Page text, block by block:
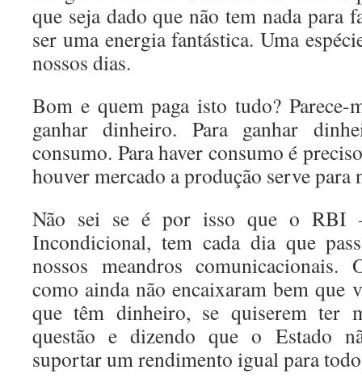
que seja dado que não tem nada para
ser uma energia fantástica. Uma
nossos dias.
Bom e quem paga isto tudo? Parece-
ganhar dinheiro. Para ganhar
consumo. Para haver consumo é
houver mercado a produção serve para
Não sei se é por isso que o RBI
Incondicional, tem cada dia que
nossos meandros comunicacionais.
como ainda não encaixaram bem que
que têm dinheiro, se quiserem ter
questão e dizendo que o Estado
suportar um rendimento igual para